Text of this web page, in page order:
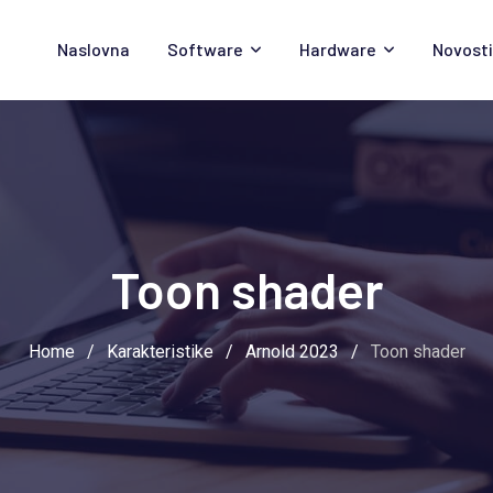
Naslovna Software Hardware Novosti
Toon shader
Home / Karakteristike / Arnold 2023 / Toon shader